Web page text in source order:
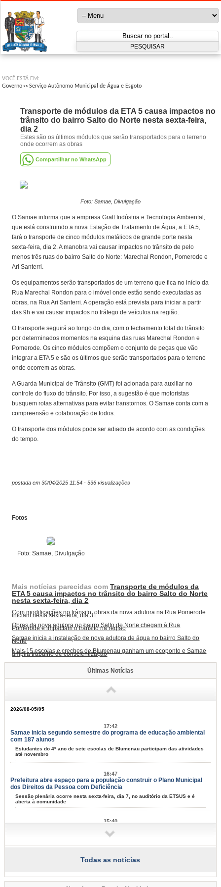
VOCÊ ESTÁ EM:
Governo >>Serviço Autônomo Municipal de Água e Esgoto
Transporte de módulos da ETA 5 causa impactos no
trânsito do bairro Salto do Norte nesta sexta-feira,
dia 2
Estes são os últimos módulos que serão transportados para o terreno
onde ocorrem as obras
Compartilhar no WhatsApp
Foto: Samae, Divulgação
O Samae informa que a empresa Gratt Indústria e Tecnologia Ambiental,
que está construindo a nova Estação de Tratamento de Água, a ETA 5,
fará o transporte de cinco módulos metálicos de grande porte nesta
sexta-feira, dia 2. A manobra vai causar impactos no trânsito de pelo
menos três ruas do bairro Salto do Norte: Marechal Rondon, Pomerode e
Ari Santerri.
Os equipamentos serão transportados de um terreno que fica no início da
Rua Marechal Rondon para o imóvel onde estão sendo executadas as
obras, na Rua Ari Santerri. A operação está prevista para iniciar a partir
das 9h e vai causar impactos no tráfego de veículos na região.
O transporte seguirá ao longo do dia, com o fechamento total do trânsito
por determinados momentos na esquina das ruas Marechal Rondon e
Pomerode. Os cinco módulos compõem o conjunto de peças que vão
integrar a ETA 5 e são os últimos que serão transportados para o terreno
onde ocorrem as obras.
A Guarda Municipal de Trânsito (GMT) foi acionada para auxiliar no
controle do fluxo do trânsito. Por isso, a sugestão é que motoristas
busquem rotas alternativas para evitar transtornos. O Samae conta com a
compreensão e colaboração de todos.
O transporte dos módulos pode ser adiado de acordo com as condições
do tempo.
postada em 30/04/2025 11:54 - 536 visualizações
Fotos
Foto: Samae, Divulgação
Mais notícias parecidas comTransporte de módulos da
ETA 5 causa impactos no trânsito do bairro Salto do Norte
nesta sexta-feira, dia 2
Com modificações no trânsito, obras da nova adutora na Rua Pomerode
iniciam nesta sexta-feira, dia 31
Obras da nova adutora no bairro Salto do Norte chegam à Rua
Pomerode e impactam o trânsito na região
Samae inicia a instalação de nova adutora de água no bairro Salto do
Norte
Mais 15 escolas e creches de Blumenau ganham um ecoponto e Samae
amplia trabalho de conscientização
Últimas Notícias
2026/08-05/05
17:42
Samae inicia segundo semestre do programa de educação ambiental
com 187 alunos
Estudantes do 4º ano de sete escolas de Blumenau participam das atividades
até novembro
16:47
Prefeitura abre espaço para a população construir o Plano Municipal
dos Direitos da Pessoa com Deficiência
Sessão plenária ocorre nesta sexta-feira, dia 7, no auditório da ETSUS e é
aberta à comunidade
15:40
Saúde de Blumenau avança com investimentos em infraestrutura,
ampliação de atendimentos e modernização dos serviços
Todas as notícias